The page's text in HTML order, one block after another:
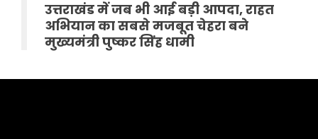
उत्तराखंड में जब भी आई बड़ी आपदा, राहत
अभियान का सबसे मजबूत चेहरा बने
मुख्यमंत्री पुष्कर सिंह धामी